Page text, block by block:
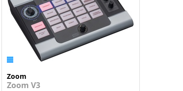
Zoom
Zoom V3